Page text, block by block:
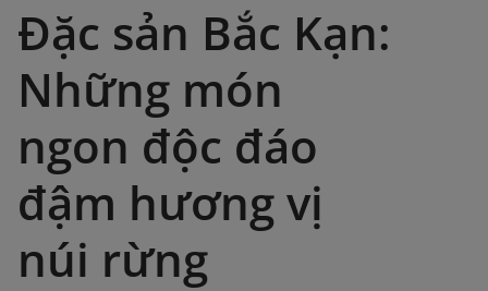
Đặc sản Bắc Kạn:
Những món
ngon độc đáo
đậm hương vị
núi rừng